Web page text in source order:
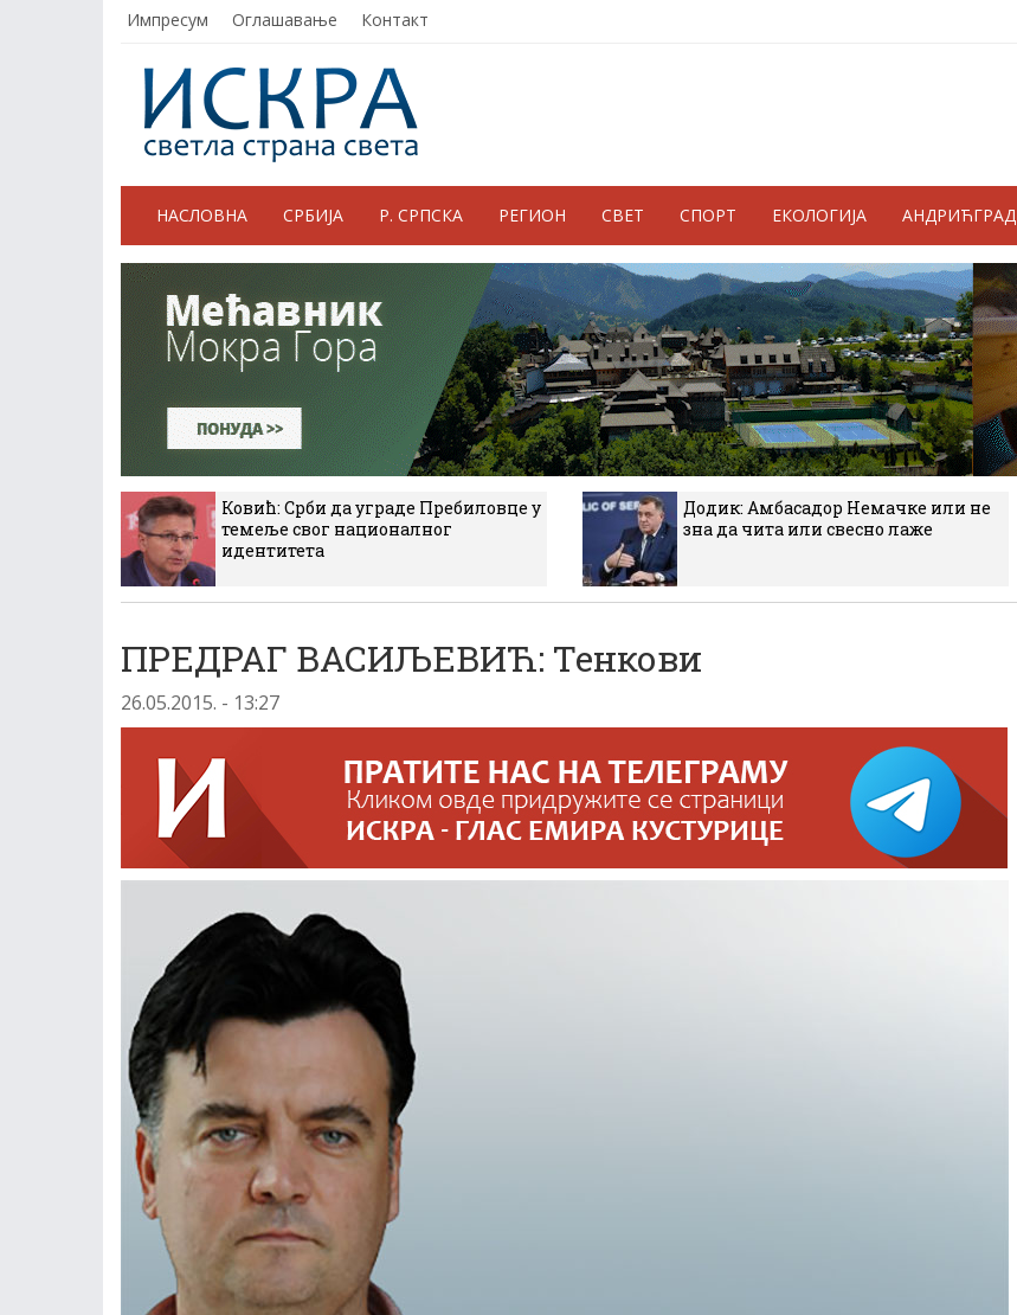
Импресум Оглашавање Контакт
НАСЛОВНА СРБИЈА Р. СРПСКА РЕГИОН СВЕТ СПОРТ ЕКОЛОГИЈА АНДРИЋГРАД
Ковић: Срби да уграде Пребиловце у
темеље свог националног
идентитета
Додик: Амбасадор Немачке или не
зна да чита или свесно лаже
ПРЕДРАГ ВАСИЉЕВИЋ: Тенкови
26.05.2015. - 13:27